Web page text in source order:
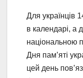
Для українців
в календарі, а
національною
Дня пам’яті
цей день